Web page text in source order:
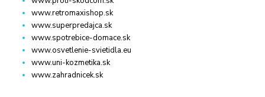
www.retromaxishop.sk
www.superpredajca.sk
www.spotrebice-domace.sk
www.osvetlenie-svietidla.eu
www.uni-kozmetika.sk
www.zahradnicek.sk